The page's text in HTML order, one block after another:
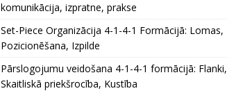
komunikācija, izpratne, prakse
Set-Piece Organizācija 4-1-4-1 Formācijā: Lomas,
Pozicionēšana, Izpilde
Pārslogojumu veidošana 4-1-4-1 formācijā: Flanki,
Skaitliskā priekšrocība, Kustība